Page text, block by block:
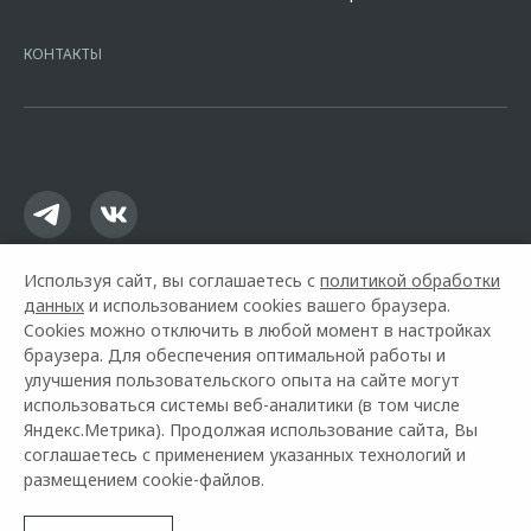
16.01.2015. Предложение ограничено и не является публичной
КОНТАКТЫ
Горячая линия OMODA: +7 (473) 210-67-66
© 2026 ААА Моторс Воронеж
Используя сайт, вы соглашаетесь с политикой обработки
данных и использованием cookies вашего браузера.
Cookies можно отключить в любой момент в настройках
браузера. Для обеспечения оптимальной работы и
улучшения пользовательского опыта на сайте могут
использоваться системы веб-аналитики (в том числе
Яндекс.Метрика). Продолжая использование сайта, Вы
соглашаетесь с применением указанных технологий и
размещением cookie-файлов.